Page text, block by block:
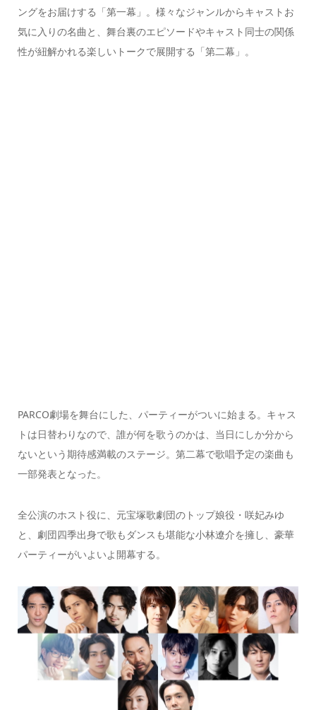
ングをお届けする「第一幕」。様々なジャンルからキャストお
気に入りの名曲と、舞台裏のエピソードやキャスト同士の関係
性が紐解かれる楽しいトークで展開する「第二幕」。
PARCO劇場を舞台にした、パーティーがついに始まる。キャス
トは日替わりなので、誰が何を歌うのかは、当日にしか分から
ないという期待感満載のステージ。第二幕で歌唱予定の楽曲も
一部発表となった。
全公演のホスト役に、元宝塚歌劇団のトップ娘役・咲妃みゆ
と、劇団四季出身で歌もダンスも堪能な小林遼介を擁し、豪華
パーティーがいよいよ開幕する。